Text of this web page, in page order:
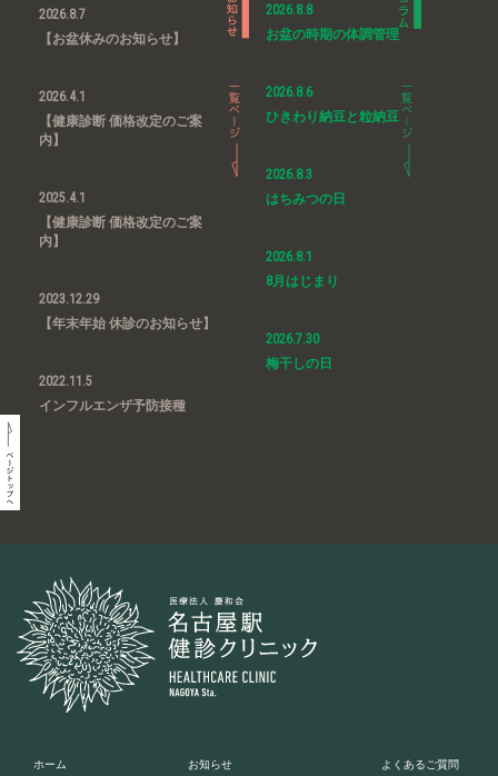
2026.8.7
【お盆休みのお知らせ】
2026.4.1
【健康診断 価格改定のご案
内】
2025.4.1
【健康診断 価格改定のご案
内】
2023.12.29
【年末年始 休診のお知らせ】
2022.11.5
インフルエンザ予防接種
2026.8.8
お盆の時期の体調管理
2026.8.6
ひきわり納豆と粒納豆
2026.8.3
はちみつの日
2026.8.1
8月はじまり
2026.7.30
梅干しの日
ホーム お知らせ よくあるご質問